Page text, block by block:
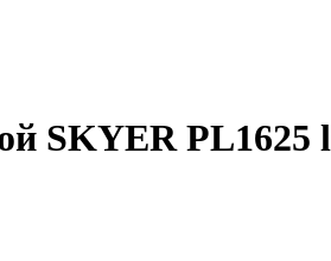
SKYER PL1625